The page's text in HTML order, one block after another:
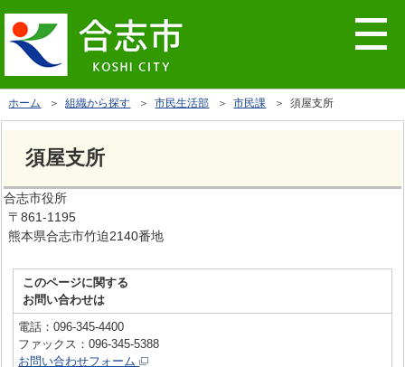
ホーム ＞組織から探す ＞市民生活部 ＞市民課 ＞ 須屋支所
須屋支所
合志市役所
〒861-1195
熊本県合志市竹迫2140番地
このページに関する
お問い合わせは
電話：096-345-4400
ファックス：096-345-5388
お問い合わせフォーム